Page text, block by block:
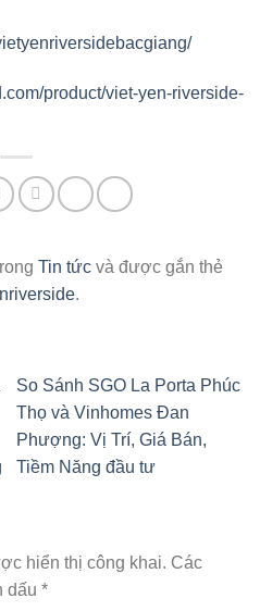
product/viet-yen-riverside-
Tin tức và được gắn thẻ
.
So Sánh SGO La Porta Phúc
Thọ và Vinhomes Đan
Phượng: Vị Trí, Giá Bán,
Tiềm Năng đầu tư
hiển thị công khai. Các
dấu *